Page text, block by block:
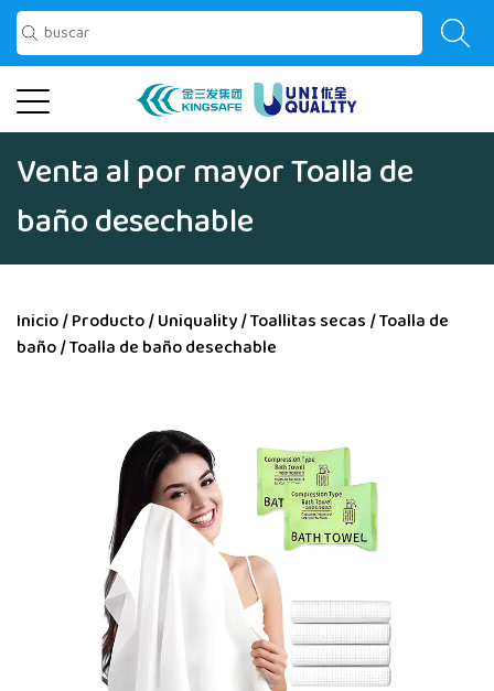
Venta al por mayor Toalla de
baño desechable
Inicio/Producto/Uniquality/Toallitas secas /Toalla de
baño/Toalla de baño desechable